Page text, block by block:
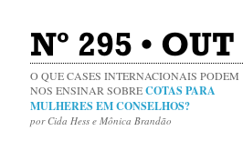
Nº 295 •
O QUE CASES INTERNACIONAIS PODEM
NOS ENSINAR SOBRECOTAS PARA
MULHERES EM CONSELHOS?
por Cida Hess e Mônica Brandão